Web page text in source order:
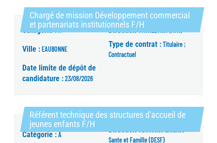
Chargé de mission Développement commercial
et partenariats institutionnels F/H (Nouvelle fenêtre)
Catégorie :A Direction : ATHLETICA (ATH)
Ville :EAUBONNE
Type de contrat :Titulaire ;
Contractuel
Date limite de dépôt de
candidature :23/08/2026
Référent technique des structures d'accueil de
jeunes enfants F/H
Catégorie :A
Direction :
Sante et Famille (DESF)